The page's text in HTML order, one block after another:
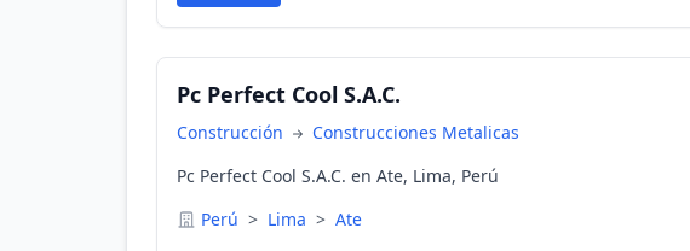
Pc Perfect Cool S.A.C.
Construcción
Construcciones Metalicas
Pc Perfect Cool S.A.C. en Ate, Lima, Perú
Perú > Lima > Ate